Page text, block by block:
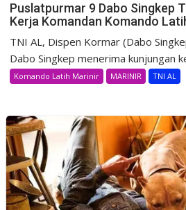
Puslatpurmar 9 Dabo Singkep
Kerja Komandan Komando
TNI AL, Dispen Kormar (Dabo
Dabo Singkep menerima kunjungan
Komando Latih Marinir MARINIR TNI AL